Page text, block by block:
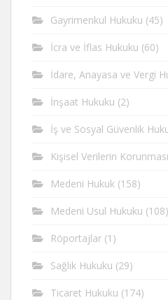
Gayrimenkul Hukuku (45)
İcra ve İflas Hukuku (60)
İdare, Anayasa ve Vergi
İnşaat Hukuku (2)
İş ve Sosyal Güvenlik
Kişisel Verilerin
Medeni Hukuk (158)
Medeni Usul Hukuku (108)
Röportajlar (1)
Sağlık Hukuku (29)
Ticaret Hukuku (174)